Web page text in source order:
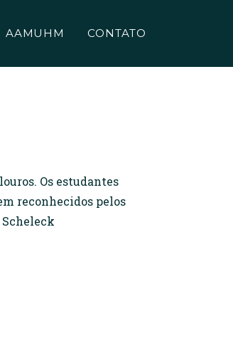
AAMUHM CONTATO
Os estudantes
reconhecidos pelos
Scheleck